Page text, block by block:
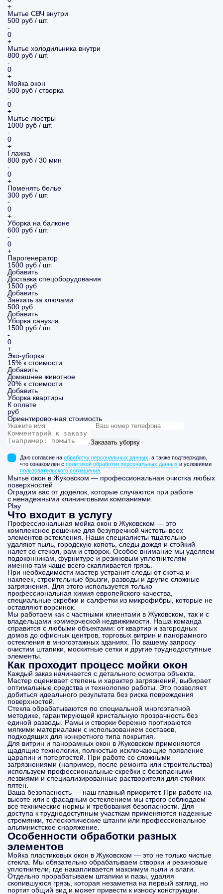
+
Мытье СВЧ внутри
500 руб / шт.
-
0
+
Мытье холодильника внутри
800 руб / шт.
-
0
+
Мойка окон
500 руб / створка
-
0
+
Мытье люстры
1000 руб / шт.
-
0
+
Глажка
800 руб / 30 мин
-
0
+
Поменять белье
300 руб / шт.
-
0
+
Уборка на балконе
600 руб / шт.
-
0
+
Парогенератор
1500 руб / шт.
Добавить
Доставка спецоборудования
1500 руб
Добавить
Заехать за ключами
500 руб
Добавить
Уборка санузла
1500 руб / шт.
-
0
+
Эко-уборка
15% к стоимости
Добавить
Домашнее животное
20% к стоимости
Добавить
Уборка квартиры
К оплате
руб
Ориентировочная стоимость
Заказать уборку
Даю согласие на обработку персональных данных , а также подтверждаю,
что ознакомлен с политикой обработки персональных данных и условиями
пользовательского соглашения
Мытье окон в Жуковском — профессиональная очистка любых
поверхностей
Оградим вас от доделок, которые случаются при работе
с ненадежными клининговыми компаниями.
Play
Что входит в услугу
Профессиональная мойка окон в Жуковском — это
комплексное решение для безупречной чистоты всех
элементов остекления. Наши специалисты тщательно
удаляют пыль, городскую копоть, следы дождя и стойкий
налет со стекол, рам и створок. Особое внимание мы уделяем
подоконникам, фурнитуре и резиновым уплотнителям —
именно там чаще всего скапливается грязь.
При необходимости мастер устранит следы от скотча и
наклеек, строительные брызги, разводы и другие сложные
загрязнения. Для этого используется только
профессиональная химия европейского качества,
специальные скребки и салфетки из микрофибры, которые не
оставляют ворсинок.
Мы работаем как с частными клиентами в Жуковском, так и с
владельцами коммерческой недвижимости. Наша команда
справится с любыми объектами: от квартир и загородных
домов до офисных центров, торговых витрин и панорамного
остекления в многоэтажных зданиях. По вашему запросу
очистим штапики, москитные сетки и другие труднодоступные
элементы.
Как проходит процесс мойки окон
Каждый заказ начинается с детального осмотра объекта.
Мастер оценивает степень и характер загрязнений, выбирает
оптимальные средства и технологию работы. Это позволяет
добиться идеального результата без риска повреждения
поверхностей.
Стекла обрабатываются по специальной многоэтапной
методике, гарантирующей кристальную прозрачность без
единой разводы. Рамы и створки бережно протираются
мягкими материалами с использованием составов,
подходящих для конкретного типа покрытия.
Для витрин и панорамных окон в Жуковском применяются
щадящие технологии, полностью исключающие появление
царапин и потертостей. При работе со сложными
загрязнениями (например, после ремонта или строительства)
используем профессиональные скребки с безопасными
лезвиями и специализированные растворители для стойких
пятен.
Ваша безопасность — наш главный приоритет. При работе на
высоте или с фасадным остеклением мы строго соблюдаем
все технические нормы и требования безопасности. Для
доступа к труднодоступным участкам применяются надежные
стремянки, телескопические штанги или профессиональное
альпинистское снаряжение.
Особенности обработки разных
элементов
Мойка пластиковых окон в Жуковском — это не только чистые
стекла. Мы обязательно обрабатываем створки и резиновые
уплотнители, где накапливается максимум пыли и влаги.
Отдельно прорабатываем штапики и пазы, удаляя
скопившуюся грязь, которая незаметна на первый взгляд, но
портит общий вид и может привести к износу конструкции.